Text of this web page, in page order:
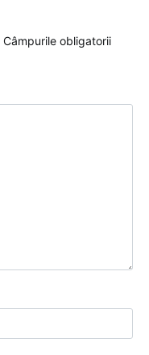
Câmpurile obligatorii